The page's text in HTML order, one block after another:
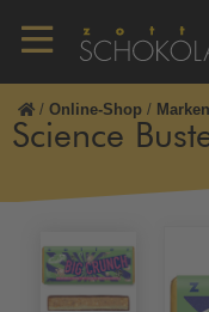
/ Online-Shop / Marken
Science